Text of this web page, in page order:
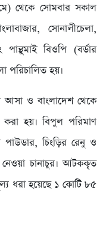
থেকে সোমবার সকাল
সোনালীচেলা,
বিওপি (বর্ডার
হয়।
আসা ও বাংলাদেশ থেকে
করা হয়। বিপুল পরিমাণ
চিংড়ির রেনু ও
নেওয়া চানাচুর। আটককৃত
ধরা হয়েছে ১ কোটি ৮৫